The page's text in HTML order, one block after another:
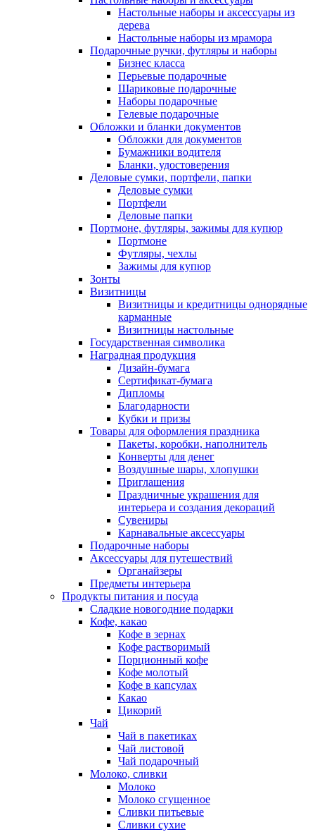
Настольные наборы и аксессуары из
дерева
Настольные наборы из мрамора
Подарочные ручки, футляры и наборы
Бизнес класса
Перьевые подарочные
Шариковые подарочные
Наборы подарочные
Гелевые подарочные
Обложки и бланки документов
Обложки для документов
Бумажники водителя
Бланки, удостоверения
Деловые сумки, портфели, папки
Деловые сумки
Портфели
Деловые папки
Портмоне, футляры, зажимы для купюр
Портмоне
Футляры, чехлы
Зажимы для купюр
Зонты
Визитницы
Визитницы и кредитницы однорядные
карманные
Визитницы настольные
Государственная символика
Наградная продукция
Дизайн-бумага
Сертификат-бумага
Дипломы
Благодарности
Кубки и призы
Товары для оформления праздника
Пакеты, коробки, наполнитель
Конверты для денег
Воздушные шары, хлопушки
Приглашения
Праздничные украшения для
интерьера и создания декораций
Сувениры
Карнавальные аксессуары
Подарочные наборы
Аксессуары для путешествий
Органайзеры
Предметы интерьера
Продукты питания и посуда
Сладкие новогодние подарки
Кофе, какао
Кофе в зернах
Кофе растворимый
Порционный кофе
Кофе молотый
Кофе в капсулах
Какао
Цикорий
Чай
Чай в пакетиках
Чай листовой
Чай подарочный
Молоко, сливки
Молоко
Молоко сгущенное
Сливки питьевые
Сливки сухие